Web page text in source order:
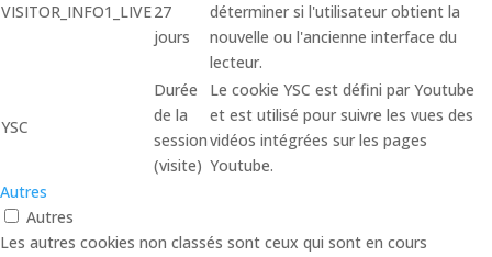
VISITOR_INFO1_LIVE27
jours
déterminer si l'utilisateur obtient la
nouvelle ou l'ancienne interface du
lecteur.
YSC
Durée
de la
session
(visite)
Le cookie YSC est défini par Youtube
et est utilisé pour suivre les vues des
vidéos intégrées sur les pages
Youtube.
Autres
Autres
Les autres cookies non classés sont ceux qui sont en cours